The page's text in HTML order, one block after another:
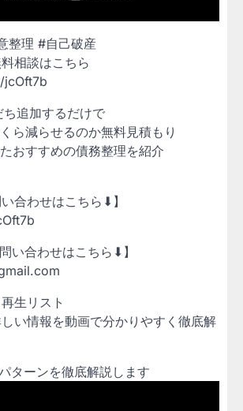
整理 #自己破産
相談はこちら
追加するだけで
ら減らせるのか無料見積もり
おすすめの債務整理を紹介
合わせはこちら⬇】
い合わせはこちら⬇】
生リスト
しい情報を動画で分かりやすく徹底解
ターンを徹底解説します